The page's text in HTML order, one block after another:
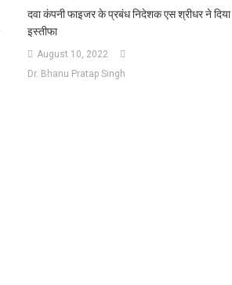
दवा कंपनी फाइजर के प्रबंध निदेशक एस श्रीधर ने दिया
इस्तीफा
August 10, 2022
Dr. Bhanu Pratap Singh